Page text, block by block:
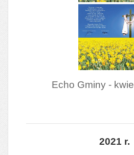
Echo Gminy -
2021 r.